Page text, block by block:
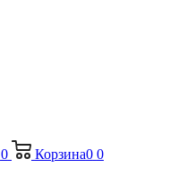
0 Корзина0 0